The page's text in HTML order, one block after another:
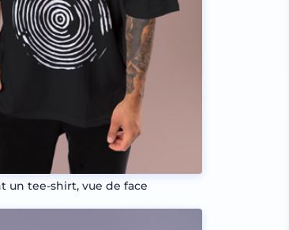
un tee-shirt, vue de face